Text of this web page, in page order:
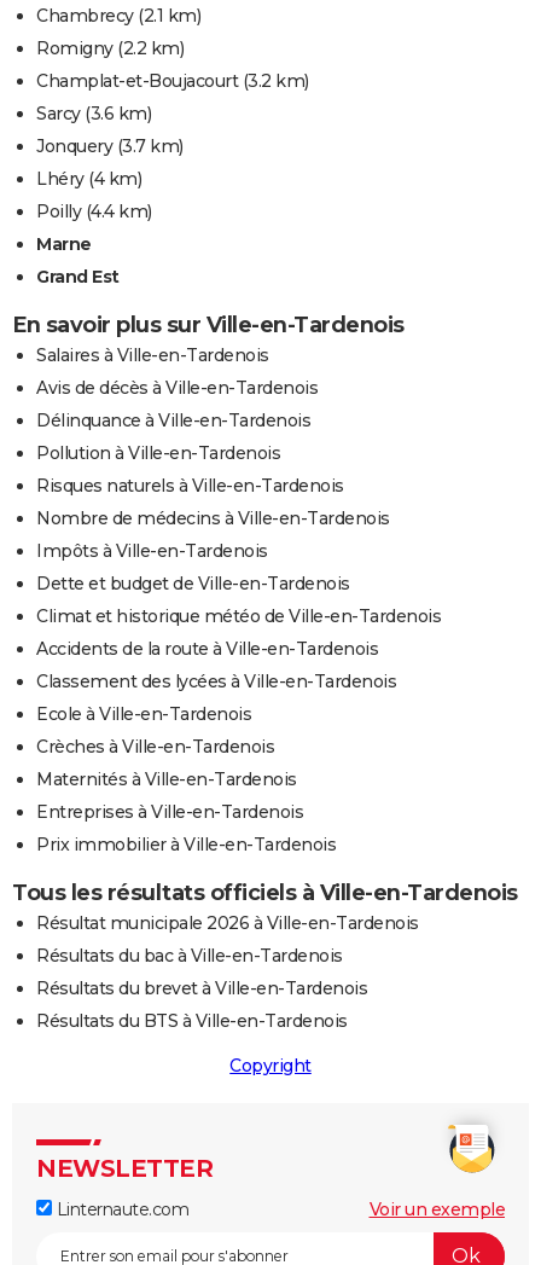
Chambrecy(2.1 km)
Romigny(2.2 km)
Champlat-et-Boujacourt(3.2 km)
Sarcy(3.6 km)
Jonquery(3.7 km)
Lhéry(4 km)
Poilly(4.4 km)
Marne
Grand Est
En savoir plus sur Ville-en-Tardenois
Salaires à Ville-en-Tardenois
Avis de décès à Ville-en-Tardenois
Délinquance à Ville-en-Tardenois
Pollution à Ville-en-Tardenois
Risques naturels à Ville-en-Tardenois
Nombre de médecins à Ville-en-Tardenois
Impôts à Ville-en-Tardenois
Dette et budget de Ville-en-Tardenois
Climat et historique météo de Ville-en-Tardenois
Accidents de la route à Ville-en-Tardenois
Classement des lycées à Ville-en-Tardenois
Ecole à Ville-en-Tardenois
Crèches à Ville-en-Tardenois
Maternités à Ville-en-Tardenois
Entreprises à Ville-en-Tardenois
Prix immobilier à Ville-en-Tardenois
Tous les résultats officiels à Ville-en-Tardenois
Résultat municipale 2026 à Ville-en-Tardenois
Résultats du bac à Ville-en-Tardenois
Résultats du brevet à Ville-en-Tardenois
Résultats du BTS à Ville-en-Tardenois
Copyright
NEWSLETTER
Linternaute.com Voir un exemple